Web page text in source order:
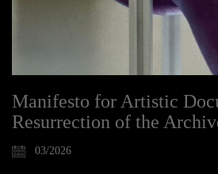
Manifesto for Artistic
Resurrection of the
03/2026